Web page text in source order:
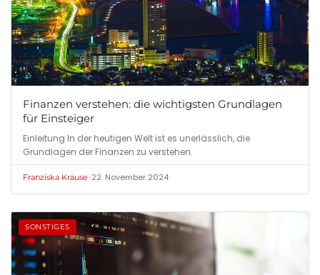
Finanzen verstehen: die wichtigsten Grundlagen
für Einsteiger
Einleitung In der heutigen Welt ist es unerlässlich, die
Grundlagen der Finanzen zu verstehen.
Franziska Krause•22. November 2024
SONSTIGES